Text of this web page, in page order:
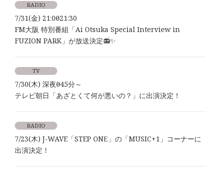
RADIO
7/31(金) 21:00～21:30
FM大阪 特別番組「Ai Otsuka Special Interview in
FUZION PARK」が放送決定📻✨
TV
7/30(木) 深夜0時45分～
テレビ朝日「あざとくて何が悪いの？」に出演決定！
RADIO
7/23(木) J-WAVE「STEP ONE」の「MUSIC+1」コーナーに
出演決定！